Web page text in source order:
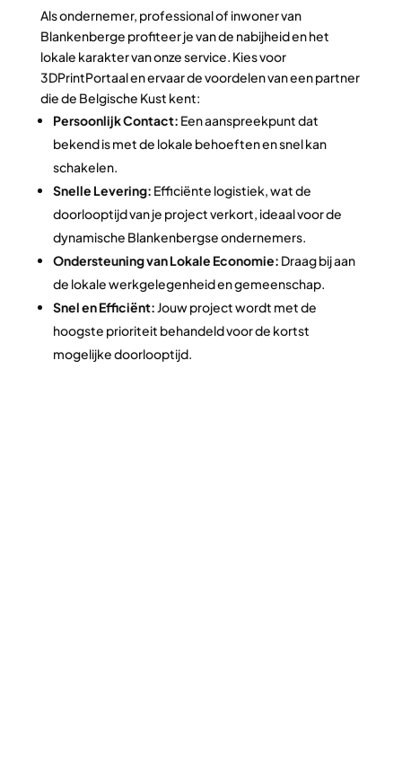
Als ondernemer, professional of inwoner van
Blankenberge profiteer je van de nabijheid en het
lokale karakter van onze service. Kies voor
3DPrintPortaal en ervaar de voordelen van een partner
die de Belgische Kust kent:
Persoonlijk Contact: Een aanspreekpunt dat
bekend is met de lokale behoeften en snel kan
schakelen.
Snelle Levering: Efficiënte logistiek, wat de
doorlooptijd van je project verkort, ideaal voor de
dynamische Blankenbergse ondernemers.
Ondersteuning van Lokale Economie: Draag bij aan
de lokale werkgelegenheid en gemeenschap.
Snel en Efficiënt:Jouw project wordt met de
hoogste prioriteit behandeld voor de kortst
mogelijke doorlooptijd.